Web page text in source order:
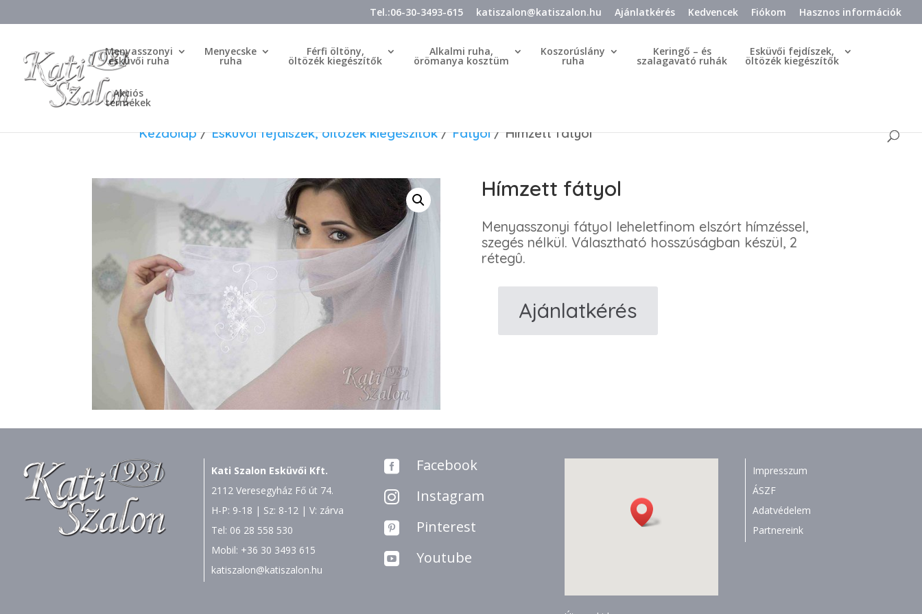
Tel.:06-30-3493-615 katiszalon@katiszalon.hu Ajánlatkérés Kedvencek Fiókom Hasznos információk
Menyasszonyi
esküvői ruha
Menyecske
ruha
Férfi öltöny,
öltözék kiegészítők
Alkalmi ruha,
örömanya kosztüm
Koszorúslány
ruha
Keringő – és
szalagavató ruhák
Esküvői fejdíszek,
öltözék kiegészítők
Akciós
termékek
Kezdőlap/Esküvői fejdíszek, öltözék kiegészítők/Fátyol/ Hímzett fátyol
Hímzett fátyol
Menyasszonyi fátyol leheletfinom elszórt hímzéssel,
szegés nélkül. Választható hosszúságban készül, 2
rétegû.
fátyol
Ajánlatkérés
Kati Szalon Esküvői Kft.
2112 Veresegyház Fő út 74.
H-P: 9-18 | Sz: 8-12 | V: zárva
Tel: 06 28 558 530
Mobil: +36 30 3493 615
katiszalon@katiszalon.hu
 Facebook
 Instagram
 Pinterest
 Youtube
Impresszum
ÁSZF
Adatvédelem
Partnereink